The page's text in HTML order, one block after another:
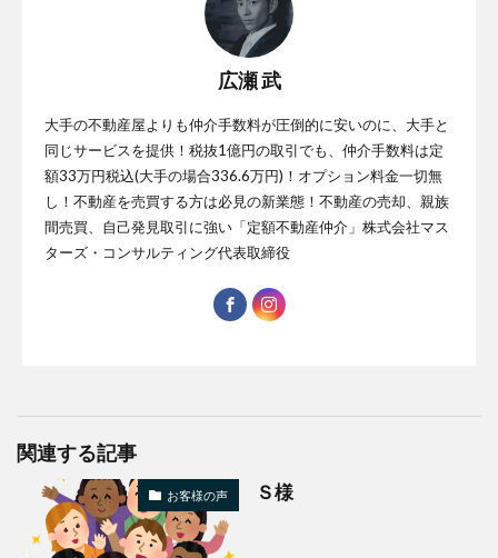
広瀬 武
大手の不動産屋よりも仲介手数料が圧倒的に安いのに、大手と
同じサービスを提供！税抜1億円の取引でも、仲介手数料は定
額33万円税込(大手の場合336.6万円)！オプション料金一切無
し！不動産を売買する方は必見の新業態！不動産の売却、親族
間売買、自己発見取引に強い「定額不動産仲介」株式会社マス
ターズ・コンサルティング代表取締役
関連する記事
お客様の声 Ｓ様